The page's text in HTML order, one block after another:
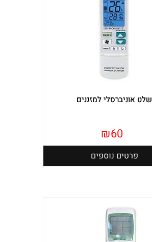
שלט אוניברסלי למזגנים
₪60
פרטים נוספים